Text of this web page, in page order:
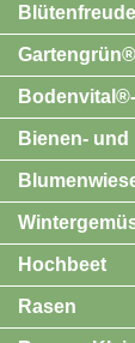
Bienen-
Hochbeet
Rasen